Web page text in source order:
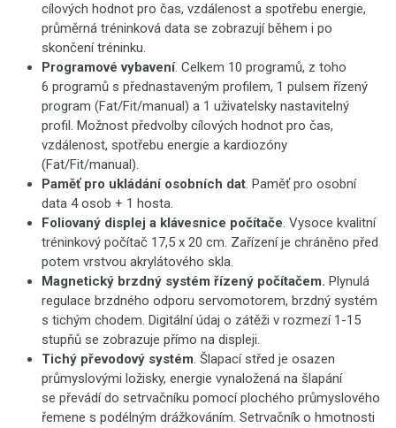
cílových hodnot pro čas, vzdálenost a spotřebu energie,
průměrná tréninková data se zobrazují během i po
skončení tréninku.
Programové vybavení. Celkem 10 programů, z toho
6 programů s přednastaveným profilem, 1 pulsem řízený
program (Fat/Fit/manual) a 1 uživatelsky nastavitelný
profil. Možnost předvolby cílových hodnot pro čas,
vzdálenost, spotřebu energie a kardiozóny
(Fat/Fit/manual).
Paměť pro ukládání osobních dat. Paměť pro osobní
data 4 osob + 1 hosta.
Foliovaný displej a klávesnice počítače. Vysoce kvalitní
tréninkový počítač 17,5 x 20 cm. Zařízení je chráněno před
potem vrstvou akrylátového skla.
Magnetický brzdný systém řízený počítačem. Plynulá
regulace brzdného odporu servomotorem, brzdný systém
s tichým chodem. Digitální údaj o zátěži v rozmezí 1-15
stupňů se zobrazuje přímo na displeji.
Tichý převodový systém. Šlapací střed je osazen
průmyslovými ložisky, energie vynaložená na šlapání
se převádí do setrvačníku pomocí plochého průmyslového
řemene s podélným drážkováním. Setrvačník o hmotnosti